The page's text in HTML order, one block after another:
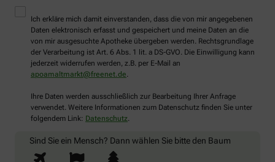
Ich erkläre mich damit einverstanden, dass die von mir angegebenen
Daten elektronisch erfasst und gespeichert und meine Daten an die
von mir ausgesuchte Apotheke übergeben werden. Rechtsgrundlage
der Verarbeitung ist Art. 6 Abs. 1 lit. a DS-GVO. Die Einwilligung kann
jederzeit widerrufen werden, z.B. per E-Mail an
apoamaltmarkt@freenet.de.
Ihre Daten werden ausschließlich zur Bearbeitung Ihrer Anfrage
verwendet. Weitere Informationen zum Datenschutz finden Sie unter
folgendem Link: Datenschutz.
Sind Sie ein Mensch? Dann wählen Sie bitteden Baum